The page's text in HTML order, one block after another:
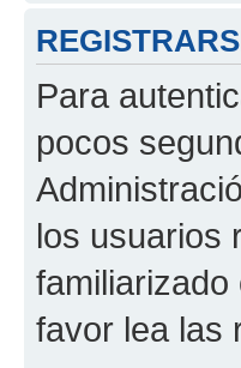
Para
pocos
los usuarios
favor lea las